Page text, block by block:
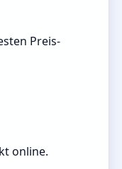
Preis-
online.